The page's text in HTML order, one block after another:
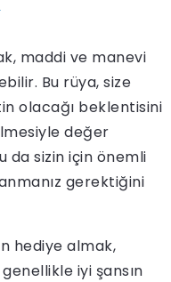
maddi ve manevi
Bu rüya, size
olacağı beklentisini
değer
da sizin için önemli
gerektiğini
hediye almak,
iyi şansın